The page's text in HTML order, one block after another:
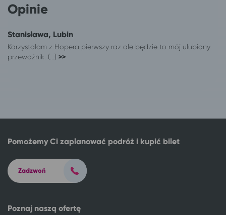
Opinie
Stanisława, Lubin
Korzystałam z Hopera pierwszy raz ale będzie to mój ulubiony
przewoźnik. (...) >>
Poznaj naszą ofertę
Pomożemy Ci zaplanować podróż i kupić bilet
Zadzwoń